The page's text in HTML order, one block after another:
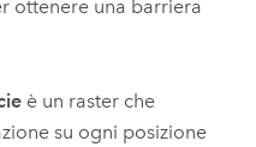
ottenere una barriera
è un raster che
su ogni posizione